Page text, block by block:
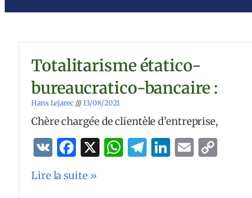
Totalitarisme étatico-
bureaucratico-bancaire :
Hans Lejarec 13/08/2021
Chère chargée de clientèle d’entreprise,
VK Facebook
X WhatsApp
Telegram
LinkedIn
Email
Lire la suite »